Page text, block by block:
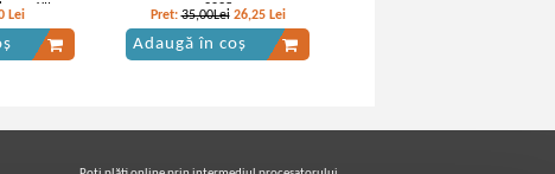
a XII-a
Lei
2025
Pret:35,00Lei 26,25 Lei
Adaugă în coș